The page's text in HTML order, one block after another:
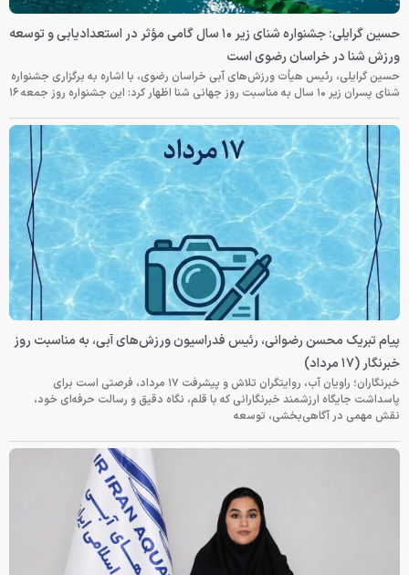
حسین گرایلی: جشنواره شنای زیر ۱۰ سال گامی مؤثر در استعدادیابی و توسعه
ورزش شنا در خراسان رضوی است
حسین گرایلی، رئیس هیأت ورزش‌های آبی خراسان رضوی، با اشاره به برگزاری جشنواره
شنای پسران زیر ۱۰ سال به مناسبت روز جهانی شنا اظهار کرد: این جشنواره روز جمعه‌ ۱۶
پیام تبریک محسن رضوانی، رئیس فدراسیون ورزش‌های آبی، به مناسبت روز
خبرنگار (۱۷ مرداد)
خبرنگاران؛ راویان آب، روایتگران تلاش و پیشرفت ۱۷ مرداد، فرصتی است برای
پاسداشت جایگاه ارزشمند خبرنگارانی که با قلم، نگاه دقیق و رسالت حرفه‌ای خود،
نقش مهمی در آگاهی‌بخشی، توسعه